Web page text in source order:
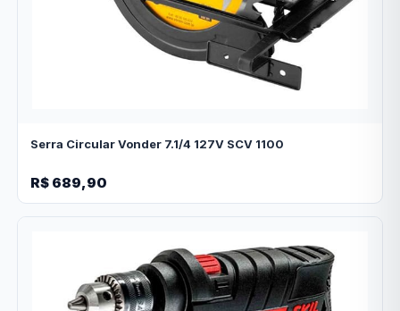
Serra Circular Vonder 7.1/4 127V SCV 1100
R$ 689,90